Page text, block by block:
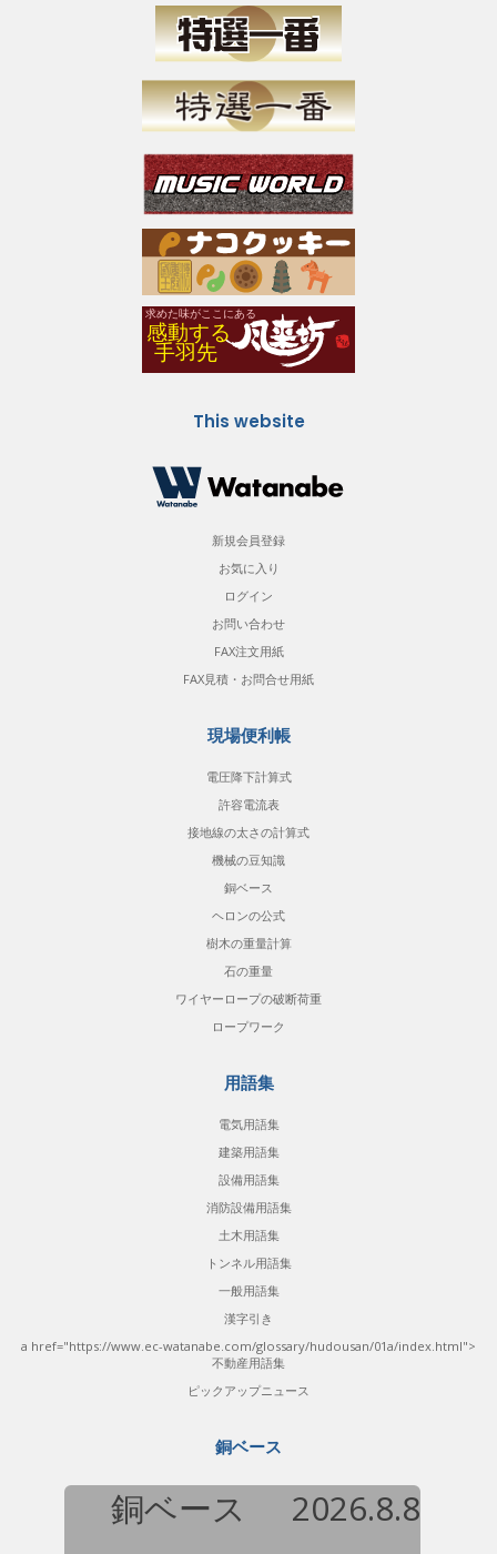
This website
新規会員登録
お気に入り
ログイン
お問い合わせ
FAX注文用紙
FAX見積・お問合せ用紙
現場便利帳
電圧降下計算式
許容電流表
接地線の太さの計算式
機械の豆知識
銅ベース
ヘロンの公式
樹木の重量計算
石の重量
ワイヤーロープの破断荷重
ロープワーク
用語集
電気用語集
建築用語集
設備用語集
消防設備用語集
土木用語集
トンネル用語集
一般用語集
漢字引き
a href="https://www.ec-watanabe.com/glossary/hudousan/01a/index.html">
不動産用語集
ピックアップニュース
銅ベース
銅ベース 2026.8.8